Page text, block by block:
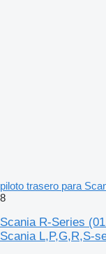
piloto trasero para
8
Scania R-Series
Scania L,P,G,R,S-